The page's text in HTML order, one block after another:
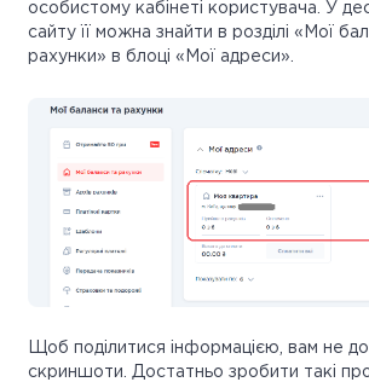
особистому кабінеті користувача. У
сайту її можна знайти в розділі «Мої
рахунки» в блоці «Мої адреси».
Щоб поділитися інформацією, вам не
скриншоти. Достатньо зробити такі